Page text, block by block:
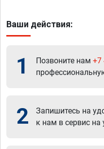
Ваши действия:
1 Позвоните нам +7
2
Запишитесь на
к нам в сервис на